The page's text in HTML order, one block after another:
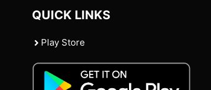
QUICK LINKS
Play Store